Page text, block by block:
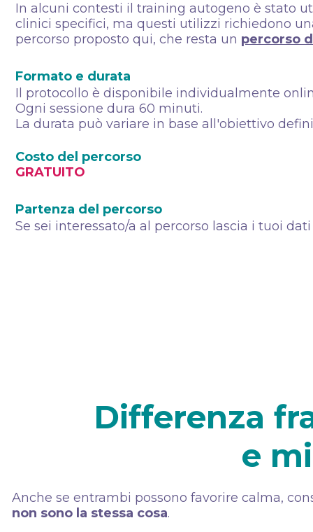
In alcuni contesti il training autogeno è stato
clinici specifici, ma questi utilizzi richiedono
percorso proposto qui, che resta un percorso
Formato e durata
Il protocollo è disponibile individualmente
Ogni sessione dura 60 minuti.
La durata può variare in base all'obiettivo
Costo del percorso
GRATUITO
Partenza del percorso
Se sei interessato/a al percorso lascia i tuoi
Differenza
e
Anche se entrambi possono favorire calma,
non sono la stessa cosa.